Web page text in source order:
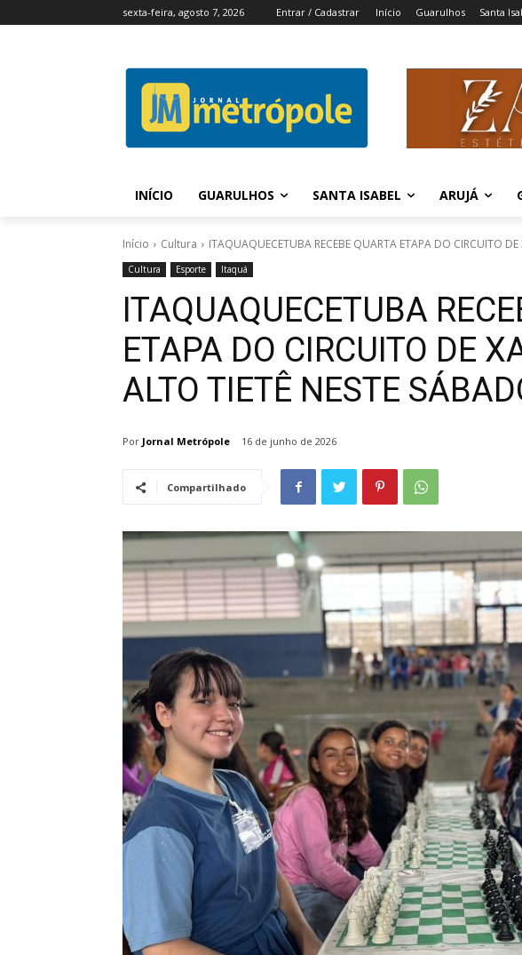
sexta-feira, agosto 7, 2026 Entrar / Cadastrar Início Guarulhos Santa
INÍCIO GUARULHOS SANTA ISABEL ARUJÁ
Início Cultura ITAQUAQUECETUBA RECEBE QUARTA ETAPA DO CIRCUITO DE
Cultura Esporte Itaquá
ITAQUAQUECETUBA
ETAPA DO CIRCUITO DE
ALTO TIETÊ NESTE
Por Jornal Metrópole 16 de junho de 2026
Compartilhado